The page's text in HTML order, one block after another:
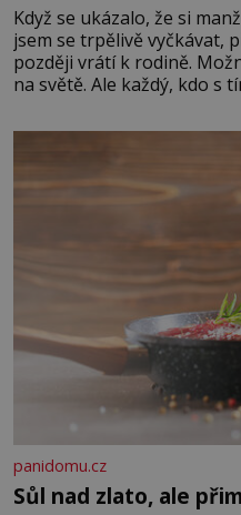
Když se ukázalo, že si
jsem se trpělivě vyčkávat,
později vrátí k rodině.
na světě. Ale každý, kdo s
Když se ke mně doneslo,
panidomu.cz
Sůl nad zlato, ale